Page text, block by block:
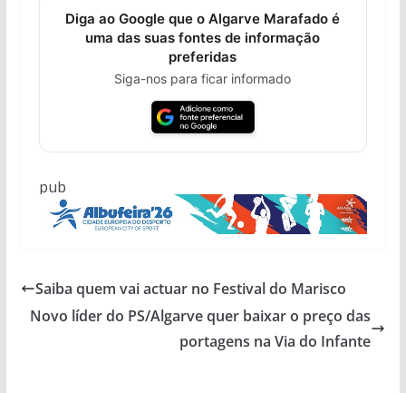
Diga ao Google que o Algarve Marafado é
uma das suas fontes de informação
preferidas
Siga-nos para ficar informado
pub
Saiba quem vai actuar no Festival do Marisco
Novo líder do PS/Algarve quer baixar o preço das
portagens na Via do Infante